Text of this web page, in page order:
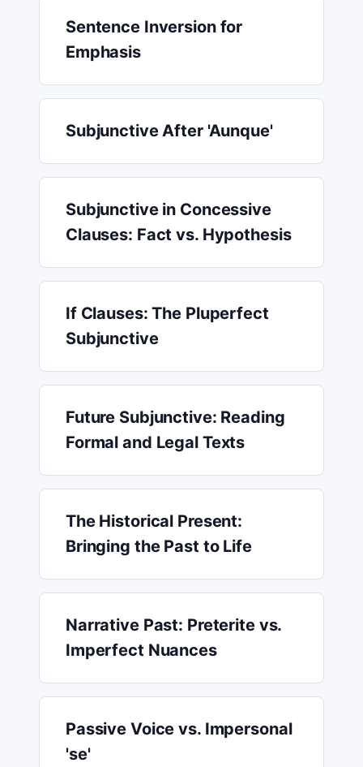
Sentence Inversion for
Emphasis
Subjunctive After 'Aunque'
Subjunctive in Concessive
Clauses: Fact vs. Hypothesis
If Clauses: The Pluperfect
Subjunctive
Future Subjunctive: Reading
Formal and Legal Texts
The Historical Present:
Bringing the Past to Life
Narrative Past: Preterite vs.
Imperfect Nuances
Passive Voice vs. Impersonal
'se'